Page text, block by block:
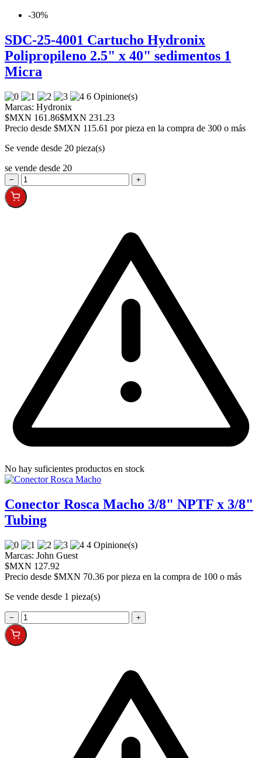
-30%
SDC-25-4001 Cartucho Hydronix
Polipropileno 2.5" x 40" sedimentos 1
Micra
6 Opinione(s)
Marcas: Hydronix
$MXN 161.86$MXN 231.23
Precio desde $MXN 115.61 por pieza en la compra de 300 o más
Se vende desde 20 pieza(s)
se vende desde 20
− +
No hay suficientes productos en stock
Conector Rosca Macho 3/8" NPTF x 3/8"
Tubing
4 Opinione(s)
Marcas: John Guest
$MXN 127.92
Precio desde $MXN 70.36 por pieza en la compra de 100 o más
Se vende desde 1 pieza(s)
− +